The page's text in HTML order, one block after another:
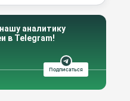
аналитику
в Telegram!
Подписаться